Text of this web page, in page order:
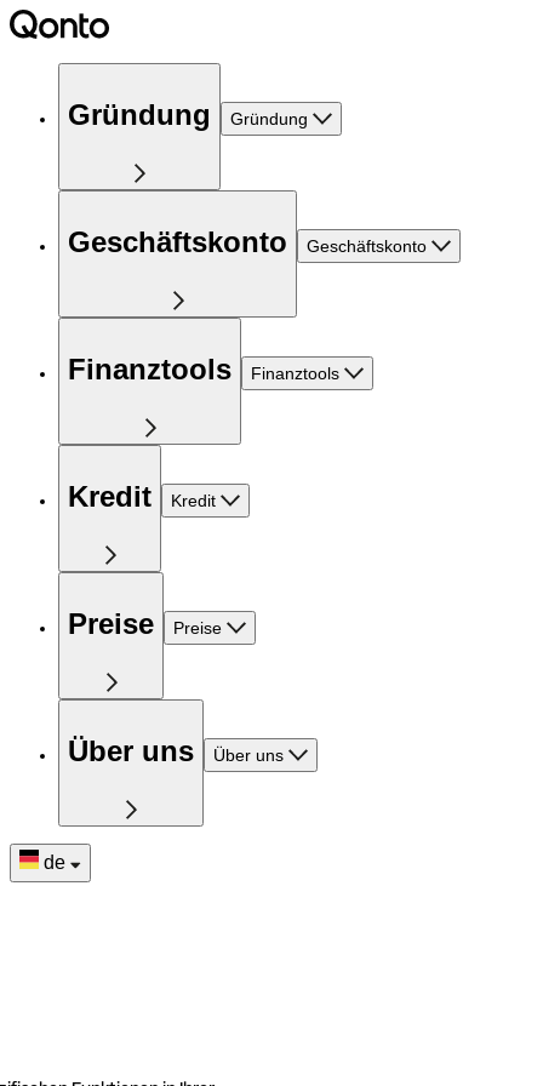
Gründung Gründung
Geschäftskonto Geschäftskonto
Finanztools Finanztools
Kredit Kredit
Preise Preise
Über uns Über uns
de